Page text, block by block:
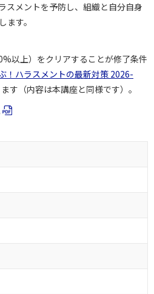
スメントを予防し、組織と自分自身
す。
以上）をクリアすることが修了条件
！ハラスメントの最新対策 2026-
す（内容は本講座と同様です）。